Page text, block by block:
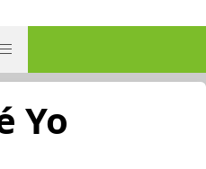
Yo